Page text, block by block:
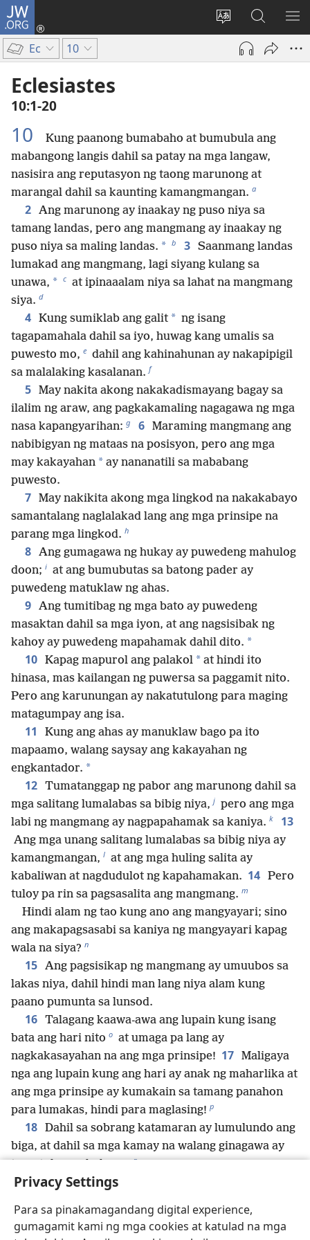
Privacy Settings
Para sa pinakamagandang digital experience,
gumagamit kami ng mga cookies at katulad na mga
JW.ORG
Baguhin
ang
wika
Mag-
log
sa
JW.ORG
Ec 10
Eclesiastes
10:1-20
10
Kung paanong bumabaho at bumubula ang
mabangong langis dahil sa patay na mga langaw,
nasisira ang reputasyon ng taong marunong at
marangal dahil sa kaunting kamangmangan. a
2 Ang marunong ay inaakay ng puso niya sa
tamang landas, pero ang mangmang ay inaakay ng
puso niya sa maling landas. * b 3 Saanmang landas
lumakad ang mangmang, lagi siyang kulang sa
unawa, * c at ipinaaalam niya sa lahat na mangmang
siya. d
4 Kung sumiklab ang galit * ng isang
tagapamahala dahil sa iyo, huwag kang umalis sa
puwesto mo, e dahil ang kahinahunan ay nakapipigil
sa malalaking kasalanan. f
5 May nakita akong nakakadismayang bagay sa
ilalim ng araw, ang pagkakamaling nagagawa ng mga
nasa kapangyarihan: g 6 Maraming mangmang ang
nabibigyan ng mataas na posisyon, pero ang mga
may kakayahan * ay nananatili sa mababang
puwesto.
7 May nakikita akong mga lingkod na nakakabayo
samantalang naglalakad lang ang mga prinsipe na
parang mga lingkod. h
8 Ang gumagawa ng hukay ay puwedeng mahulog
doon; i at ang bumubutas sa batong pader ay
puwedeng matuklaw ng ahas.
9 Ang tumitibag ng mga bato ay puwedeng
masaktan dahil sa mga iyon, at ang nagsisibak ng
kahoy ay puwedeng mapahamak dahil dito. *
10 Kapag mapurol ang palakol * at hindi ito
hinasa, mas kailangan ng puwersa sa paggamit nito.
Pero ang karunungan ay nakatutulong para maging
matagumpay ang isa.
11
Kung ang ahas ay manuklaw bago pa ito
mapaamo, walang saysay ang kakayahan ng
engkantador. *
12 Tumatanggap ng pabor ang marunong dahil sa
mga salitang lumalabas sa bibig niya, j pero ang mga
labi ng mangmang ay nagpapahamak sa kaniya. k 13
Ang mga unang salitang lumalabas sa bibig niya ay
kamangmangan, l at ang mga huling salita ay
kabaliwan at nagdudulot ng kapahamakan. 14 Pero
tuloy pa rin sa pagsasalita ang mangmang. m
Hindi alam ng tao kung ano ang mangyayari; sino
ang makapagsasabi sa kaniya ng mangyayari kapag
wala na siya? n
15 Ang pagsisikap ng mangmang ay umuubos sa
lakas niya, dahil hindi man lang niya alam kung
paano pumunta sa lunsod.
16 Talagang kaawa-awa ang lupain kung isang
bata ang hari nito o at umaga pa lang ay
nagkakasayahan na ang mga prinsipe! 17 Maligaya
nga ang lupain kung ang hari ay anak ng maharlika at
ang mga prinsipe ay kumakain sa tamang panahon
para lumakas, hindi para maglasing! p
18 Dahil sa sobrang katamaran ay lumulundo ang
biga, at dahil sa mga kamay na walang ginagawa ay
tumutulo ang bubong. q
19 Ang tinapay *
sagot sa lahat ng pangangailangan. s
20 Huwag mong sumpain ang hari kahit sa isip